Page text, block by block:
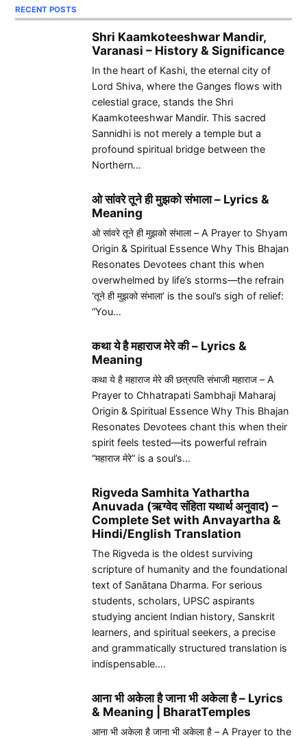
RECENT POSTS
Shri Kaamkoteeshwar Mandir,
Varanasi – History & Significance
In the heart of Kashi, the eternal city of
Lord Shiva, where the Ganges flows with
celestial grace, stands the Shri
Kaamkoteeshwar Mandir. This sacred
Sannidhi is not merely a temple but a
profound spiritual bridge between the
Northern…
ओ सांवरे तूने ही मुझको संभाला – Lyrics &
Meaning
ओ सांवरे तूने ही मुझको संभाला – A Prayer to Shyam
Origin & Spiritual Essence Why This Bhajan
Resonates Devotees chant this when
overwhelmed by life’s storms—the refrain
‘तूने ही मुझको संभाला’ is the soul’s sigh of relief:
“You…
कथा ये है महाराज मेरे की – Lyrics &
Meaning
कथा ये है महाराज मेरे की छत्रपति संभाजी महाराज – A
Prayer to Chhatrapati Sambhaji Maharaj
Origin & Spiritual Essence Why This Bhajan
Resonates Devotees chant this when their
spirit feels tested—its powerful refrain
“महाराज मेरे” is a soul’s…
Rigveda Samhita Yathartha
Anuvada (ऋग्वेद संहिता यथार्थ अनुवाद) –
Complete Set with Anvayartha &
Hindi/English Translation
The Rigveda is the oldest surviving
scripture of humanity and the foundational
text of Sanātana Dharma. For serious
students, scholars, UPSC aspirants
studying ancient Indian history, Sanskrit
learners, and spiritual seekers, a precise
and grammatically structured translation is
indispensable.…
आना भी अकेला है जाना भी अकेला है – Lyrics
& Meaning | BharatTemples
आना भी अकेला है जाना भी अकेला है – A Prayer to the